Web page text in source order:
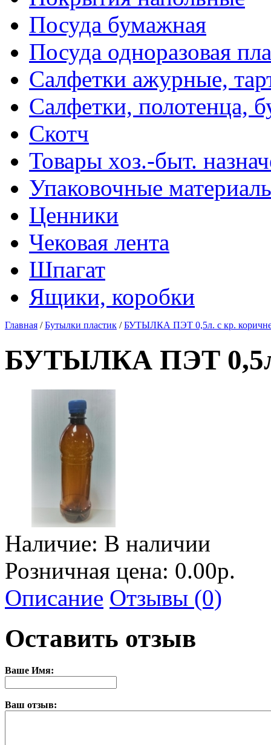
Посуда бумажная
Посуда одноразовая
Салфетки ажурные,
Салфетки, полотенца,
Скотч
Товары хоз.-быт.
Упаковочные
Ценники
Чековая лента
Шпагат
Ящики, коробки
Главная /Бутылки пластик /БУТЫЛКА ПЭТ 0,5л. с кр.
БУТЫЛКА ПЭТ 0,5л.
Наличие: В наличии
Розничная цена: 0.00р.
Описание Отзывы (0)
Оставить отзыв
Ваше Имя:
Ваш отзыв: